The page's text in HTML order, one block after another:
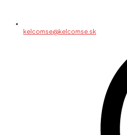
kelcomse@kelcomse.sk